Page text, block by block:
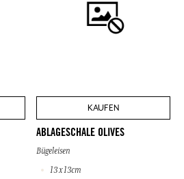
KAUFEN
ABLAGESCHALE OLIVES
Bügeleisen
13 x 13cm